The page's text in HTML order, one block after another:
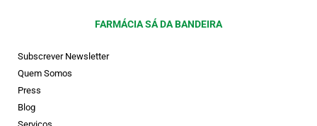
FARMÁCIA SÁ DA BANDEIRA
Subscrever Newsletter
Quem Somos
Press
Blog